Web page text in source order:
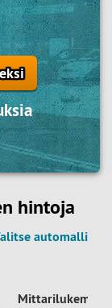
hintoja
automalli
Mittarilukema